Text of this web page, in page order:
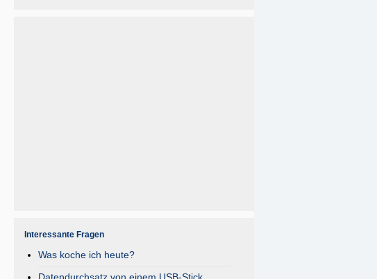
Interessante Fragen
Was koche ich heute?